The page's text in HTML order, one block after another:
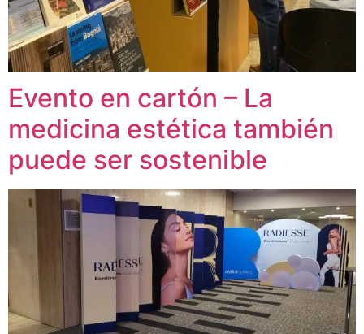
Evento en cartón – La
medicina estética también
puede ser sostenible